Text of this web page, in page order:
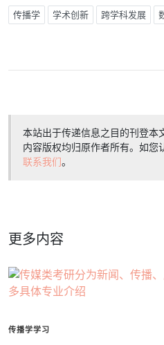
传播学 学术创新 跨学科发展
本站出于传递信息之目的刊登本
内容版权均归原作者所有。如您
联系我们。
更多内容
传播学学习